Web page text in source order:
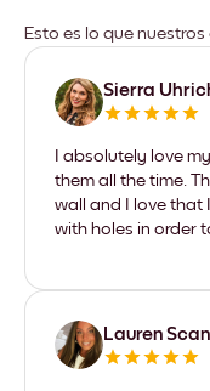
Esto es lo que
Sierra
I absolutely love
them all the time.
wall and I love that
with holes in order
Lauren